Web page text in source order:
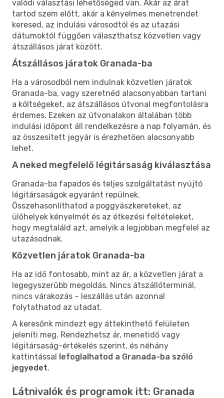
valódi választási lehetőséged van. Akár az árat
tartod szem előtt, akár a kényelmes menetrendet
keresed, az indulási városodtól és az utazási
dátumoktól függően választhatsz közvetlen vagy
átszállásos járat között.
Átszállásos járatok Granada-ba
Ha a városodból nem indulnak közvetlen járatok
Granada-ba, vagy szeretnéd alacsonyabban tartani
a költségeket, az átszállásos útvonal megfontolásra
érdemes. Ezeken az útvonalakon általában több
indulási időpont áll rendelkezésre a nap folyamán, és
az összesített jegyár is érezhetően alacsonyabb
lehet.
A neked megfelelő légitársaság kiválasztása
Granada-ba fapados és teljes szolgáltatást nyújtó
légitársaságok egyaránt repülnek.
Összehasonlíthatod a poggyászkereteket, az
ülőhelyek kényelmét és az étkezési feltételeket,
hogy megtaláld azt, amelyik a legjobban megfelel az
utazásodnak.
Közvetlen járatok Granada-ba
Ha az idő fontosabb, mint az ár, a közvetlen járat a
legegyszerűbb megoldás. Nincs átszállóterminál,
nincs várakozás – leszállás után azonnal
folytathatod az utadat.
A keresőnk mindezt egy áttekinthető felületen
jeleníti meg. Rendezhetsz ár, menetidő vagy
légitársaság-értékelés szerint, és néhány
kattintással lefoglalhatod a Granada-ba szóló
jegyedet.
Látnivalók és programok itt: Granada